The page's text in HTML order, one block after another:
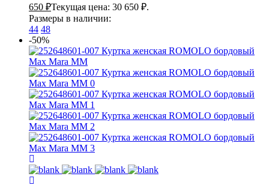
650 ₽Текущая цена: 30 650 ₽.
Размеры в наличии:
44 48
-50%